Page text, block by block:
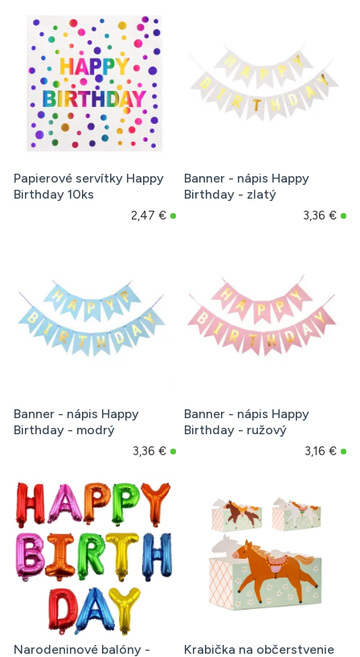
Papierové servítky Happy
Birthday 10ks
2,47 €
Banner - nápis Happy
Birthday - zlatý
3,36 €
Banner - nápis Happy
Birthday - modrý
3,36 €
Banner - nápis Happy
Birthday - ružový
3,16 €
Narodeninové balóny -
Krabička na občerstvenie